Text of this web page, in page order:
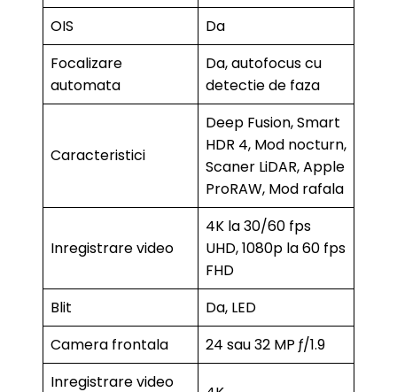
OIS
Da
Focalizare
automata
Da, autofocus cu
detectie de faza
Caracteristici
Deep Fusion, Smart
HDR 4, Mod nocturn,
Scaner LiDAR, Apple
ProRAW, Mod rafala
Inregistrare video
4K la 30/60 fps
UHD, 1080p la 60 fps
FHD
Blit
Da, LED
Camera frontala
24 sau 32 MP ƒ/1.9
Inregistrare video